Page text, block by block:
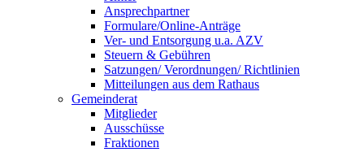
Ansprechpartner
Formulare/Online-Anträge
Ver- und Entsorgung u.a. AZV
Steuern & Gebühren
Satzungen/ Verordnungen/ Richtlinien
Mitteilungen aus dem Rathaus
Gemeinderat
Mitglieder
Ausschüsse
Fraktionen